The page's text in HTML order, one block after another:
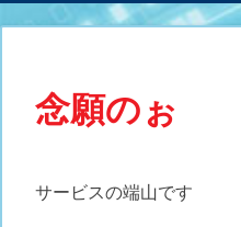
念願のぉ
サービスの端山です